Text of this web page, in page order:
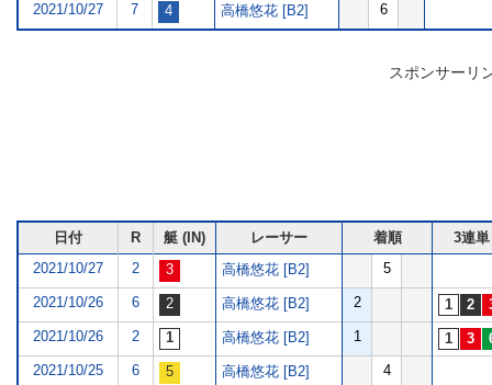
2021/10/27 7 高橋悠花 [B2] 6
スポンサーリ
日付 R 艇 (IN) レーサー 着順
3連単
2021/10/27
2 高橋悠花 [B2] 5
2021/10/26 6 高橋悠花 [B2] 2
2021/10/26 2 高橋悠花 [B2] 1
2021/10/25 6 高橋悠花 [B2] 4